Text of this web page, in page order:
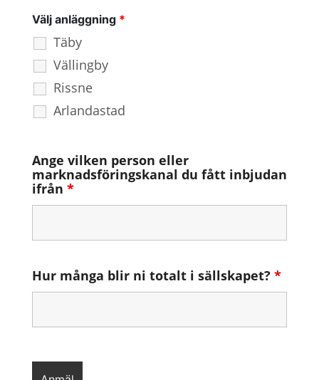
Välj anläggning *
Täby
Vällingby
Rissne
Arlandastad
Ange vilken person eller
marknadsföringskanal du fått inbjudan
ifrån *
Hur många blir ni totalt i sällskapet? *